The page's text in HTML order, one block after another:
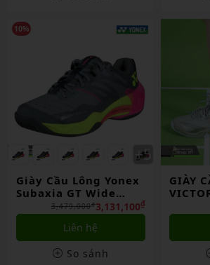
10%
Giày Cầu Lông Yonex
Subaxia GT Wide
Gray Chính Hãng3,131,100₫
3,479,000₫
Liên hệ
So sánh
GIÀY